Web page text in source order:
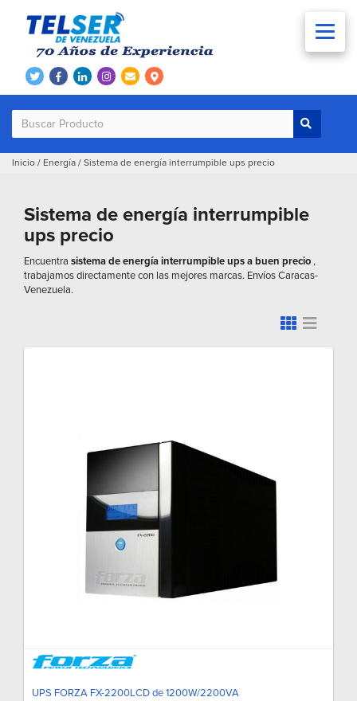
Inicio / Energía / Sistema de energía interrumpible ups precio
Sistema de energía interrumpible
ups precio
Encuentra sistema de energía interrumpible ups a buen precio,
trabajamos directamente con las mejores marcas. Envíos Caracas-
Venezuela.
UPS FORZA FX-2200LCD de 1200W/2200VA